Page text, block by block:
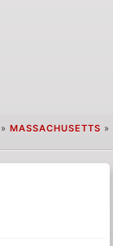
» MASSACHUSETTS »